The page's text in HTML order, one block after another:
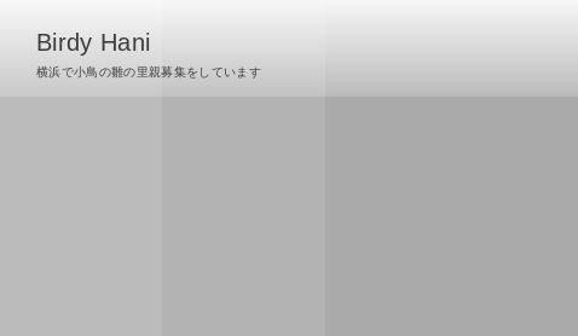
Birdy Hani
横浜で小鳥の雛の里親募集をしています